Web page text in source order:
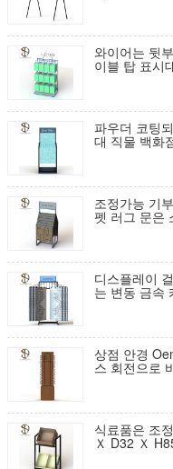
와이어는 뒷
이블 탑 표시
파우더 코팅
대 직물 백화
조정가능 기
펫 러그 문은
디스플레이
는 변동 금속
상점 안경
스 회전으로
식료품은 조
Ｘ D32 Ｘ